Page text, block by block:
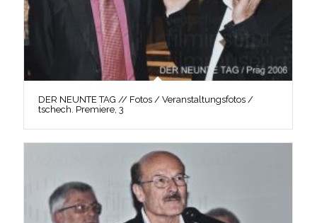
DER NEUNTE TAG // Fotos / Veranstaltungsfotos /
tschech. Premiere, 3